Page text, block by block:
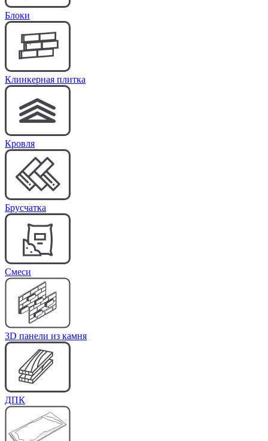
Блоки
Клинкерная плитка
Кровля
Брусчатка
Cмеси
3D панели из камня
ДПК